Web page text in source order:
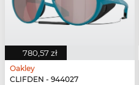
780,57 zł
Oakley
CLIFDEN - 944027